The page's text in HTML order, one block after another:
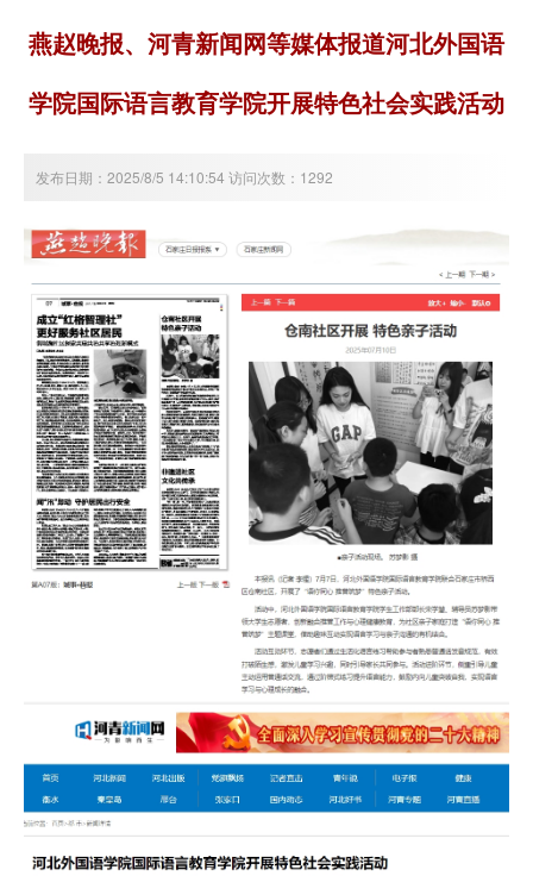
燕赵晚报、河青新闻网等媒体报道河北外国语
学院国际语言教育学院开展特色社会实践活动
发布日期：2025/8/5 14:10:54 访问次数：1292